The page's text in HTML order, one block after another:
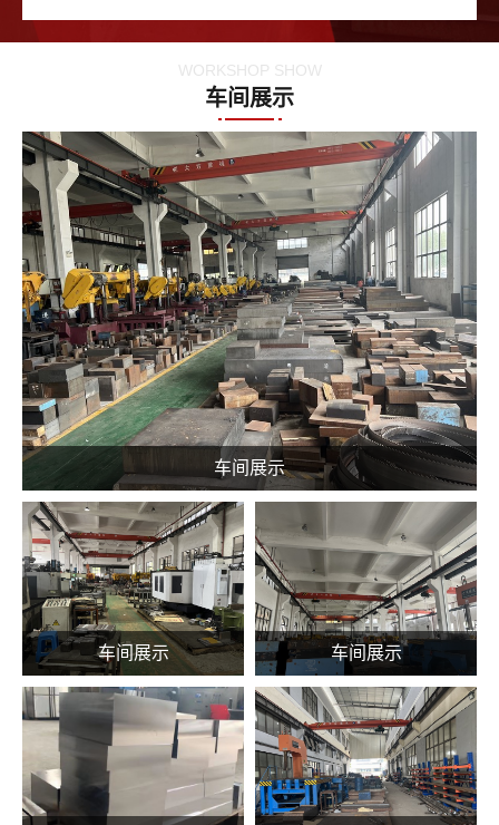
WORKSHOP SHOW
车间展示
车间展示
车间展示 车间展示